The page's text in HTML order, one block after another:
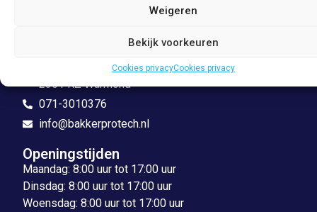
Weigeren
Bekijk voorkeuren
Cookies privacyCookies privacy
2361 KZ Warmond
071-3010376
info@bakkerprotech.nl
Openingstijden
Maandag: 8:00 uur tot 17:00 uur
Dinsdag: 8:00 uur tot 17:00 uur
Woensdag: 8:00 uur tot 17:00 uur